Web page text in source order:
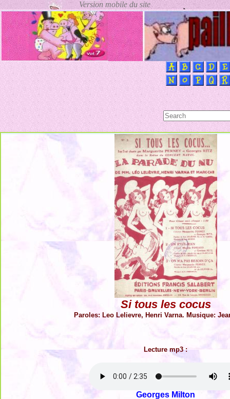
Si tous les cocus
Paroles: Leo Lelievre, Henri Varna. Musique:
Lecture mp3 :
Georges Milton